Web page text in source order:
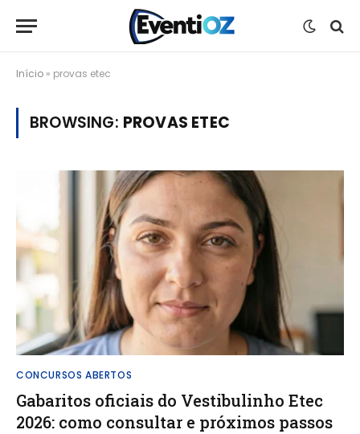
Início » provas etec
BROWSING: PROVAS ETEC
CONCURSOS ABERTOS
Gabaritos oficiais do Vestibulinho Etec
2026: como consultar e próximos passos